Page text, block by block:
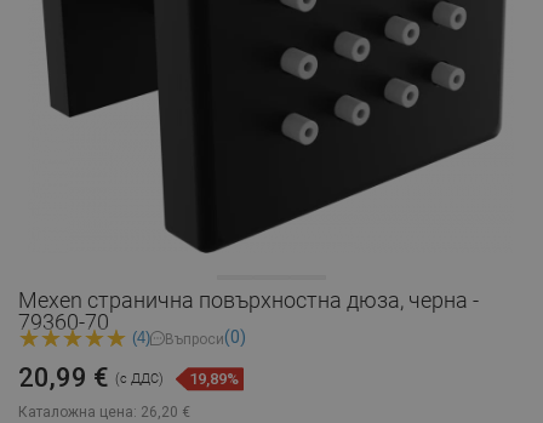
Mexen странична повърхностна дюза, черна -
79360-70
(4) Въпроси(0)
Каталожна цена: 26,20 €
20,99 € (с ДДС) 19,89%